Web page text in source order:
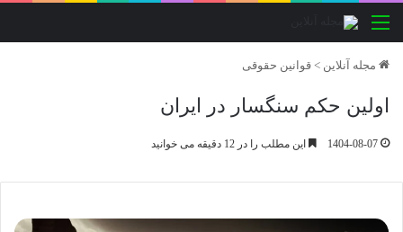
منو
مجله آنلاین > قوانین حقوقی
اولین حکم سنگسار در ایران
1404-08-07 این مطلب را در 12 دقیقه می خوانید